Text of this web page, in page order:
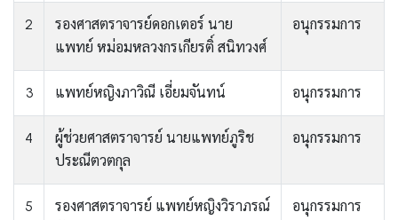
2
รองศาสตราจารย์ดอกเตอร์ นาย
แพทย์ หม่อมหลวงกรเกียรติ์ สนิทวงศ์
อนุกรรมการ
3 แพทย์หญิงภาวิณี เอี่ยมจันทน์ อนุกรรมการ
4
ผู้ช่วยศาสตราจารย์ นายแพทย์ภูริช
ประณีตวตกุล
อนุกรรมการ
5
รองศาสตราจารย์ แพทย์หญิงวิราภรณ์
อนุกรรมการ